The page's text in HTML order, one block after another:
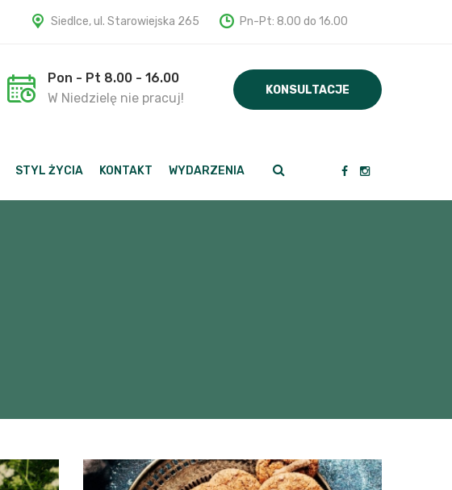
Siedlce, ul. Starowiejska 265 Pn-Pt: 8.00 do 16.00
Pon - Pt 8.00 - 16.00
W Niedzielę nie pracuj!
KONSULTACJE
STYL ŻYCIA KONTAKT WYDARZENIA